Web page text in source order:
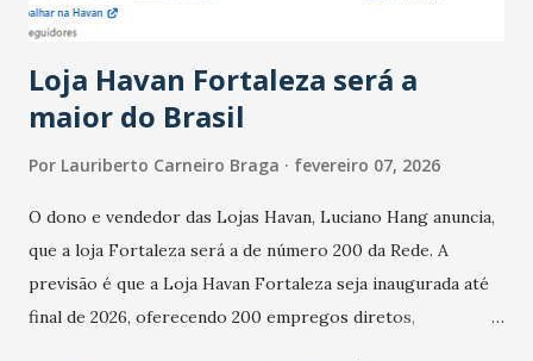
novembro. Em relação a outubro, o faturamento também
cresceu. De acordo com a pesquisa, 44% dos n...
Loja Havan Fortaleza será a
maior do Brasil
Por Lauriberto Carneiro Braga fevereiro 07, 2026
O dono e vendedor das Lojas Havan, Luciano Hang anuncia,
que a loja Fortaleza será a de número 200 da Rede. A
previsão é que a Loja Havan Fortaleza seja inaugurada até
final de 2026, oferecendo 200 empregos diretos,